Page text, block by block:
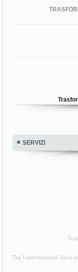
SERVIZI
Tag Trasformazione Vasca